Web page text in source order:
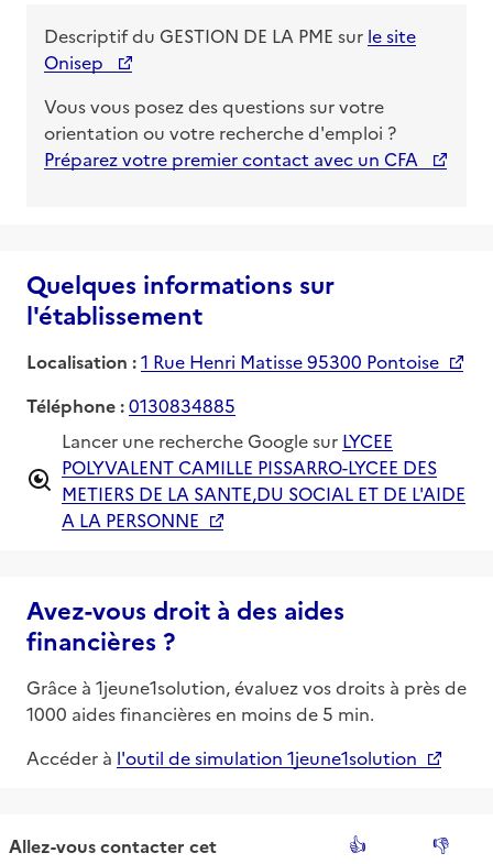
Descriptif du GESTION DE LA PME sur le site
Onisep
Vous vous posez des questions sur votre
orientation ou votre recherche d'emploi ?
Préparez votre premier contact avec un CFA
Quelques informations sur
l'établissement
Localisation :1 Rue Henri Matisse 95300 Pontoise
Téléphone :0130834885
Lancer une recherche Google sur LYCEE
POLYVALENT CAMILLE PISSARRO-LYCEE DES
METIERS DE LA SANTE,DU SOCIAL ET DE L'AIDE
A LA PERSONNE
Avez-vous droit à des aides
financières ?
Grâce à 1jeune1solution, évaluez vos droits à près de
1000 aides financières en moins de 5 min.
Accéder à l'outil de simulation 1jeune1solution
Allez-vous contacter cet
👍
👎